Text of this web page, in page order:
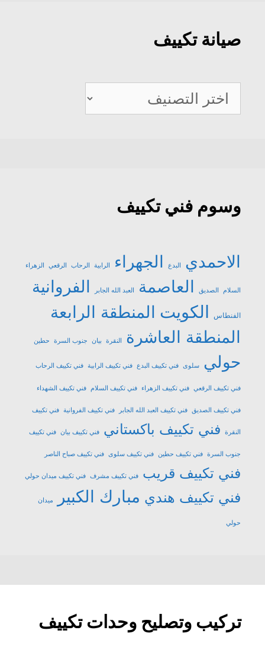
صيانة تكييف
صيانة
تكييف
وسوم فني تكييف
الاحمدي البدع الجهراء الرابية الرحاب الرقعي الزهراء
السلام الصديق العاصمة العبد الله الجابر الفروانية
الفنطاس الكويت المنطقة الرابعة
المنطقة العاشرة
النقرة بيان جنوب السرة حطين
حولي سلوى فني تكييف البدع فني تكييف الرابية فني تكييف الرحاب
فني تكييف الرقعي فني تكييف الزهراء فني تكييف السلام فني تكييف الشهداء
فني تكييف الصديق فني تكييف العبد الله الجابر فني تكييف الفروانية فني تكييف
النقرة فني تكييف باكستاني فني تكييف بيان فني تكييف
جنوب السرة فني تكييف حطين فني تكييف سلوى فني تكييف صباح الناصر
فني تكييف قريب فني تكييف مشرف فني تكييف ميدان حولي
فني تكييف هندي مبارك الكبير ميدان
حولي
تركيب وتصليح وحدات تكييف